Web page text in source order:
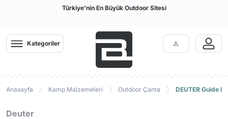
Türkiye'nin En Büyük Outdoor Sitesi
Kategoriler
Anasayfa Kamp Malzemeleri Outdoor Çanta DEUTER Guide
Deuter